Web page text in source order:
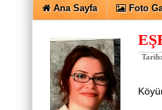
Ana Sayfa Foto
Tarih: